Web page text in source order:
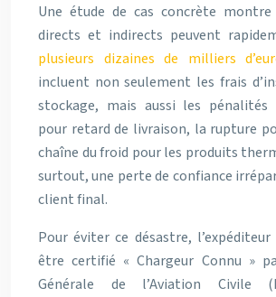
Une étude de cas concrète
directs et indirects peuvent
plusieurs dizaines de milliers
incluent non seulement les frais
stockage, mais aussi les pénalités
pour retard de livraison, la rupture
chaîne du froid pour les produits
surtout, une perte de confiance
client final.
Pour éviter ce désastre,
être certifié « Chargeur Connu »
Générale de l’Aviation Civile